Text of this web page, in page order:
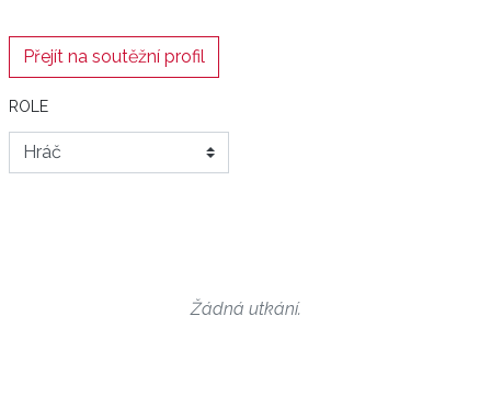
Přejít na soutěžní profil
ROLE
Žádná utkání.